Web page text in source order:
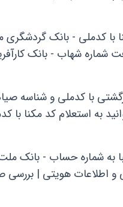
با کدملی - بانک گردشگری
شماره شهاب - بانک
با کدملی و شناسه
به استعلام کد مکنا با
به شماره حساب - بانک
و اطلاعات هویتی |